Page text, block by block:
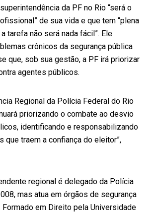
da PF no Rio “será o
de sua vida e que tem “plena
tarefa não será nada fácil”. Ele
crônicos da segurança pública
que, sob sua gestão, a PF irá priorizar
agentes públicos.
Regional da Polícia Federal do Rio
priorizando o combate ao desvio
identificando e responsabilizando
que traem a confiança do eleitor”,
regional é delegado da Polícia
mas atua em órgãos de segurança
Formado em Direito pela Universidade